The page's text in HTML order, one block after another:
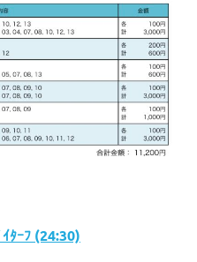
ｲﾀｰﾌ (24:30)